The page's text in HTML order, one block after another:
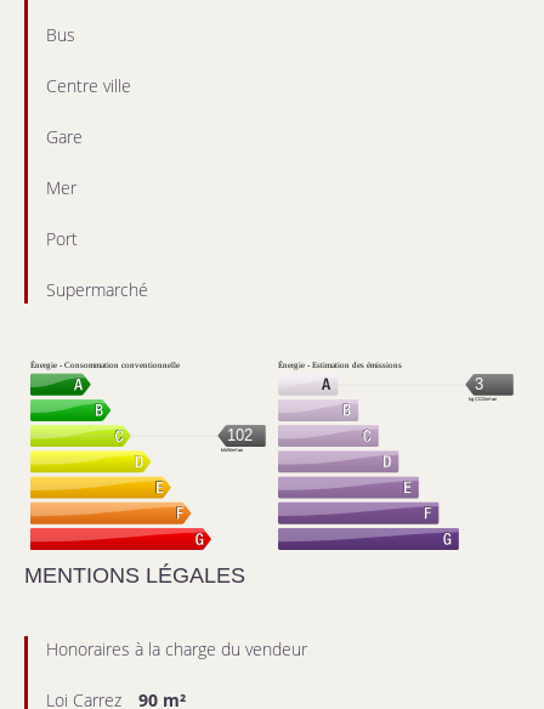
Bus
Centre ville
Gare
Mer
Port
Supermarché
Énergie - Consommation conventionnelle
102
kWh/m².an
Énergie - Estimation des émissions
3
kg CO2/m².an
MENTIONS LÉGALES
Honoraires à la charge du vendeur
Loi Carrez 90 m²